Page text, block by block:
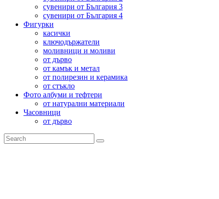
сувенири от България 3
сувенири от България 4
Фигурки
касички
ключодържатели
моливници и моливи
от дърво
от камък и метал
от полирезин и керамика
от стъкло
Фото албуми и тефтери
от натурални материали
Часовници
от дърво